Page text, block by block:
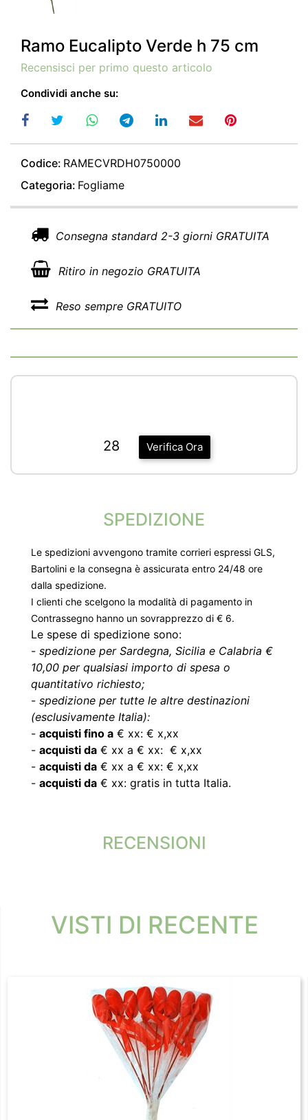
Ramo Eucalipto Verde h 75 cm
Recensisci per primo questo articolo
Condividi anche su:
Codice: RAMECVRDH0750000
Categoria: Fogliame
Consegna standard 2-3 giorni GRATUITA
Ritiro in negozio GRATUITA
Reso sempre GRATUITO
Verifica Ora
28
SPEDIZIONE
Le spedizioni avvengono tramite corrieri espressi GLS,
Bartolini e la consegna è assicurata entro 24/48 ore
dalla spedizione.
I clienti che scelgono la modalità di pagamento in
Contrassegno hanno un sovrapprezzo di € 6.
Le spese di spedizione sono:
- spedizione per Sardegna, Sicilia e Calabria €
10,00 per qualsiasi importo di spesa o
quantitativo richiesto;
- spedizione per tutte le altre destinazioni
(esclusivamente Italia):
- acquisti fino a € xx: € x,xx
- acquisti da € xx a € xx: € x,xx
- acquisti da € xx a € xx: € x,xx
- acquisti da € xx: gratis in tutta Italia.
RECENSIONI
VISTI DI RECENTE